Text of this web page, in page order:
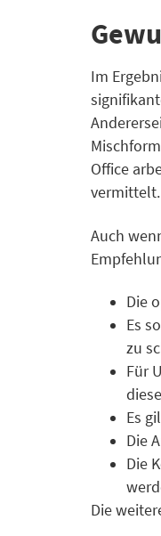
Im
Office
vermittelt.
Auch
Die
Es
zu
Für
Es
Die
Die
Die